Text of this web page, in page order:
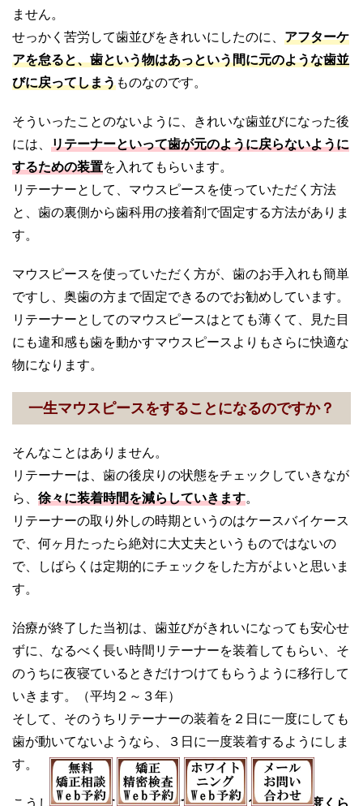
ません。
せっかく苦労して歯並びをきれいにしたのに、 アフターケ
アを怠ると、歯という物はあっという間に元のような歯並
びに戻ってしまうものなのです。
そういったことのないように、きれいな歯並びになった後
には、 リテーナーといって歯が元のように戻らないように
するための装置を入れてもらいます。
リテーナーとして、マウスピースを使っていただく方法
と、歯の裏側から歯科用の接着剤で固定する方法がありま
す。
マウスピースを使っていただく方が、歯のお手入れも簡単
ですし、奥歯の方まで固定できるのでお勧めしています。
リテーナーとしてのマウスピースはとても薄くて、見た目
にも違和感も歯を動かすマウスピースよりもさらに快適な
物になります。
一生マウスピースをすることになるのですか？
そんなことはありません。
リテーナーは、歯の後戻りの状態をチェックしていきなが
ら、 徐々に装着時間を減らしていきます。
リテーナーの取り外しの時期というのはケースバイケース
で、何ヶ月たったら絶対に大丈夫というものではないの
で、しばらくは定期的にチェックをした方がよいと思いま
す。
治療が終了した当初は、歯並びがきれいになっても安心せ
ずに、なるべく長い時間リテーナーを装着してもらい、そ
のうちに夜寝ているときだけつけてもらうように移行して
いきます。（平均２～３年）
そして、そのうちリテーナーの装着を２日に一度にしても
歯が動いてないようなら、３日に一度装着するようにしま
す。
こうして、徐々に間隔をあけていって、１週間に１度くら